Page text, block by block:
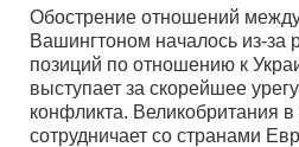
Обострение отношений
Вашингтоном началось из-за
позиций по отношению к
выступает за скорейшее
конфликта. Великобритания
сотрудничает со странами